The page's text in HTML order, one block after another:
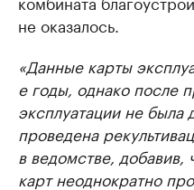
не оказалось.
«Данные карты
е годы, однако после
эксплуатации не
проведена
в ведомстве, добавив,
карт неоднократно